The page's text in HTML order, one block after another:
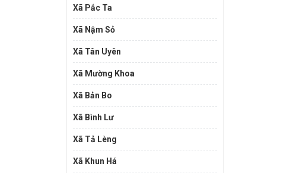
Xã Pắc Ta
Xã Nậm Sỏ
Xã Tân Uyên
Xã Mường Khoa
Xã Bản Bo
Xã Bình Lư
Xã Tả Lèng
Xã Khun Há